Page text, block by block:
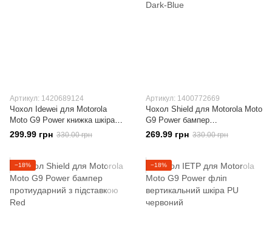
Артикул: 1420689124
Чохол Idewei для Motorola
Moto G9 Power книжка шкіра
PU з візитницею коричневий
299.99 грн 330.00 грн
Артикул: 1400772669
Чохол Shield для Motorola Moto
G9 Power бампер
протиударний з підставкою
Dark-Blue
269.99 грн 330.00 грн
−18% −18%